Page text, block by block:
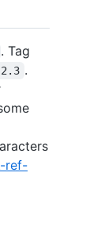
. Tag
.
ref-